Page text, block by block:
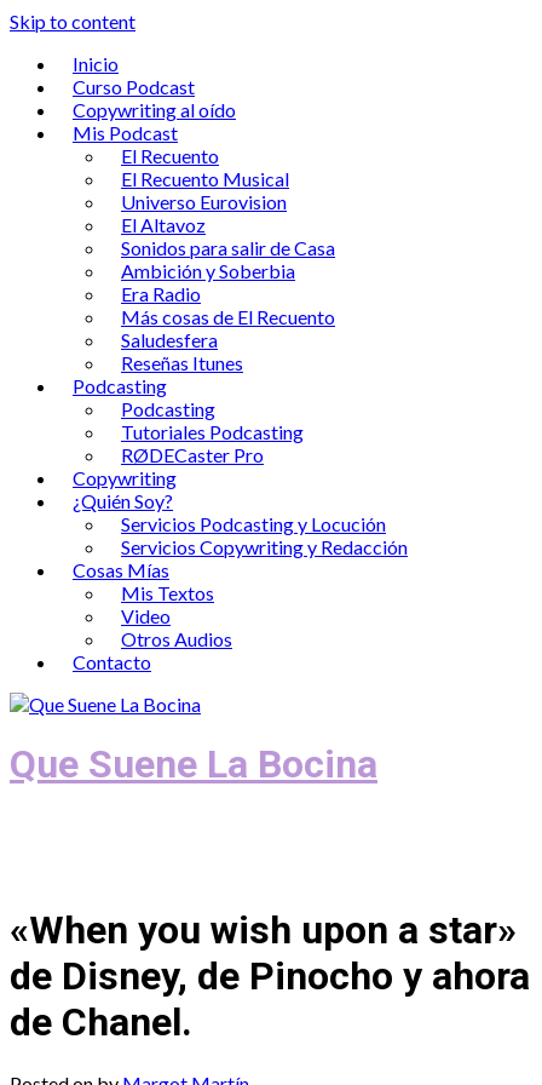
Skip to content
Inicio
Curso Podcast
Copywriting al oído
Mis Podcast
El Recuento
El Recuento Musical
Universo Eurovision
El Altavoz
Sonidos para salir de Casa
Ambición y Soberbia
Era Radio
Más cosas de El Recuento
Saludesfera
Reseñas Itunes
Podcasting
Podcasting
Tutoriales Podcasting
RØDECaster Pro
Copywriting
¿Quién Soy?
Servicios Podcasting y Locución
Servicios Copywriting y Redacción
Cosas Mías
Mis Textos
Video
Otros Audios
Contacto
Que Suene La Bocina
«When you wish upon a star»
de Disney, de Pinocho y ahora
de Chanel.